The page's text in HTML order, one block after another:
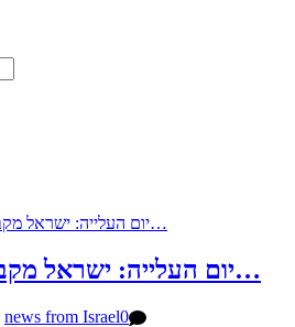
יום העלייה: ישראל מקבלת יותר מ-70 אלף…
news from Israel0